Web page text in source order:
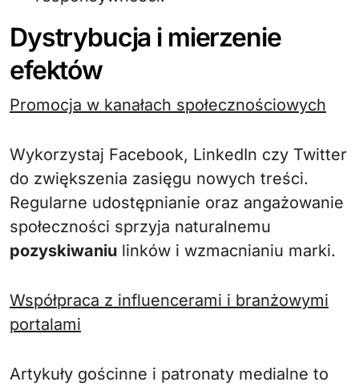
Dystrybucja i mierzenie
efektów
Promocja w kanałach społecznościowych
Wykorzystaj Facebook, LinkedIn czy Twitter
do zwiększenia zasięgu nowych treści.
Regularne udostępnianie oraz angażowanie
społeczności sprzyja naturalnemu
pozyskiwaniu linków i wzmacnianiu marki.
Współpraca z influencerami i branżowymi
portalami
Artykuły gościnne i patronaty medialne to